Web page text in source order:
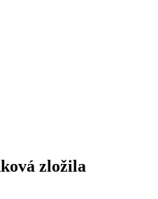
zložila